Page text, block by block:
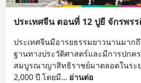
ประเทศจีน ตอนที่ 12
ประเทศจีนมีอารยธรรมยาวนานมาก
ฐานทางประวัติศาสตร์และมีการปกค
สมบูรณาญาสิทธิราชย์มาตลอดในระ
2,000 ปี โดยมี... อ่านต่อ